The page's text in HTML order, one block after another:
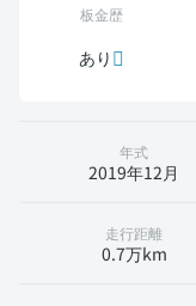
板金歴
あり
年式
2019年12月
走行距離
0.7万km